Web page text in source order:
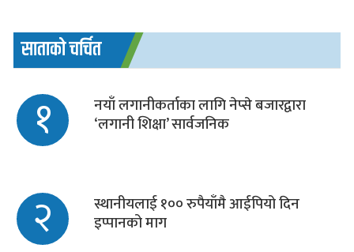
साताको चर्चित
१ नयाँ लगानीकर्ताका लागि नेप्से बजारद्वारा
‘लगानी शिक्षा’ सार्वजनिक
२ स्थानीयलाई १०० रुपैयाँमै आईपियो दिन
इप्पानको माग